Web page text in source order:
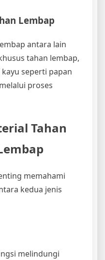
Lembap
antara lain
tahan lembap,
seperti papan
proses
Tahan
memahami
kedua jenis
melindungi